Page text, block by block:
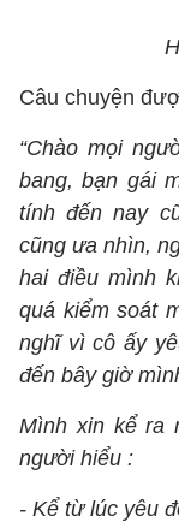
Câu chuyện
“Chào mọi
bang, bạn gái
tính đến nay
cũng ưa nhìn,
hai điều mình
quá kiểm soát
nghĩ vì cô ấy
đến bây giờ
Mình xin kể ra
người hiểu :
- Kể từ lúc yêu